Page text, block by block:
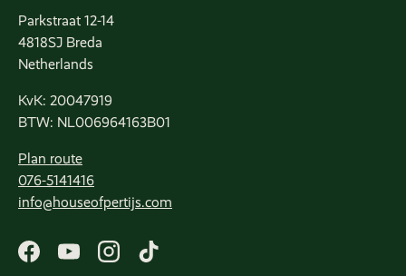
Parkstraat 12-14
4818SJ Breda
Netherlands
KvK: 20047919
BTW: NL006964163B01
Plan route
076-5141416
info@houseofpertijs.com
Facebook
YouTubeInstagram
TikTok